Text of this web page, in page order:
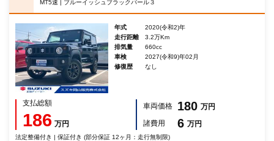
MT5速 | ブルーイッシュブラックパール３
年式
2020(令和2)年
走行距離
3.2万Km
排気量
660cc
車検
2027(令和9)年02月
修復歴
なし
支払総額
186 万円
車両価格 180 万円
諸費用
6 万円
法定整備付き | 保証付き (部分保証 12ヶ月：走行無制限)